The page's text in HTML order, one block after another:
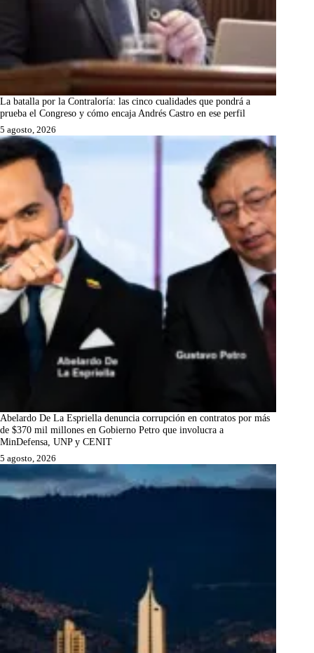
La batalla por la Contraloría: las cinco cualidades que pondrá a
prueba el Congreso y cómo encaja Andrés Castro en ese perfil
5 agosto, 2026
Abelardo De La Espriella denuncia corrupción en contratos por más
de $370 mil millones en Gobierno Petro que involucra a
MinDefensa, UNP y CENIT
5 agosto, 2026